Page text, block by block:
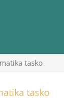
tasko
tasko